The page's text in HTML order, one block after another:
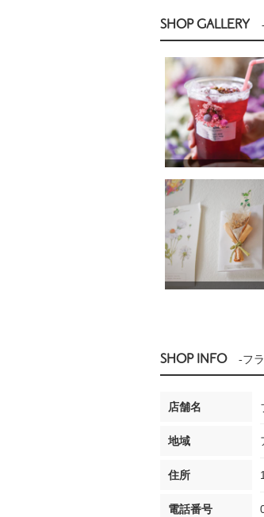
SHOP GALLERY
SHOP INFO -フ
店舗名
地域
住所
電話番号